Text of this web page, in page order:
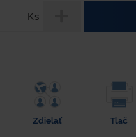
Ks
Zdielať Tlač